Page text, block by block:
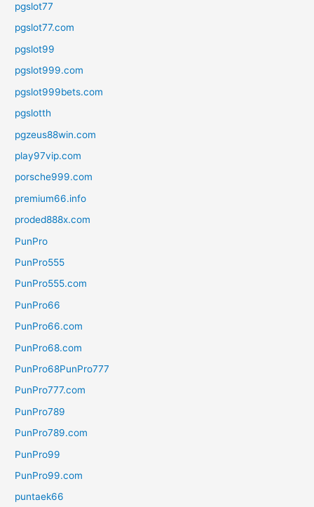
pgslot77
pgslot77.com
pgslot99
pgslot999.com
pgslot999bets.com
pgslotth
pgzeus88win.com
play97vip.com
porsche999.com
premium66.info
proded888x.com
PunPro
PunPro555
PunPro555.com
PunPro66
PunPro66.com
PunPro68.com
PunPro68PunPro777
PunPro777.com
PunPro789
PunPro789.com
PunPro99
PunPro99.com
puntaek66